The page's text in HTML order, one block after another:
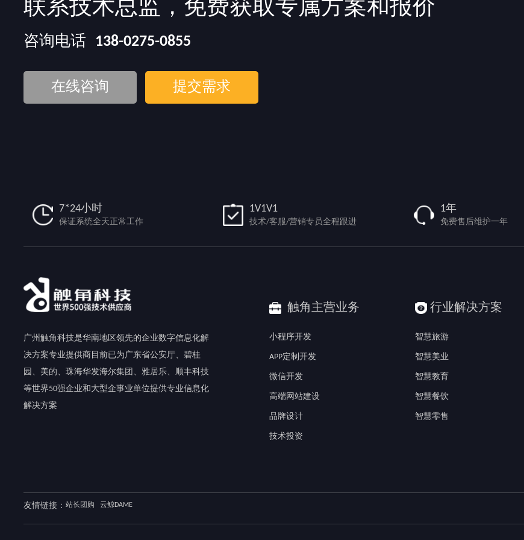
联系技术总监，免费获取专属方案和报价
咨询电话 138-0275-0855
在线咨询 提交需求
7*24小时
保证系统全天正常工作
1V1V1
技术/客服/营销专员全程跟进
1年
免费售后维护一年
广州触角科技是华南地区领先的企业数字信息化解
决方案专业提供商目前已为广东省公安厅、碧桂
园、美的、珠海华发海尔集团、雅居乐、顺丰科技
等世界50强企业和大型企事业单位提供专业信息化
解决方案
触角主营业务
小程序开发
APP定制开发
微信开发
高端网站建设
品牌设计
技术投资
行业解决方案
智慧旅游
智慧美业
智慧教育
智慧餐饮
智慧零售
友情链接： 站长团购 云鲸DAME